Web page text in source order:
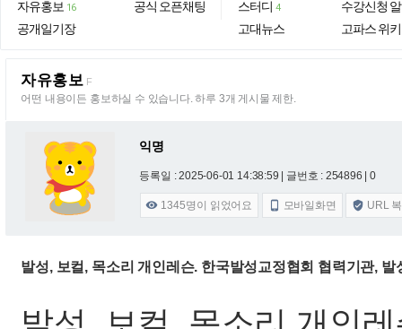
자유홍보 16
공개일기장
공식 오픈채팅
스터디 4
고대뉴스
수강신청
고파스 위키
자유홍보 F
어떤 내용이든 홍보하실 수 있습니다. 하루 3개 게시물 제한.
익명
등록일 : 2025-06-01 14:38:59 | 글번호 : 254896 | 0
 1345명이 읽었어요  모바일화면  URL
발성, 보컬, 목소리 개인레슨. 한국발성교정협회 협력기관,